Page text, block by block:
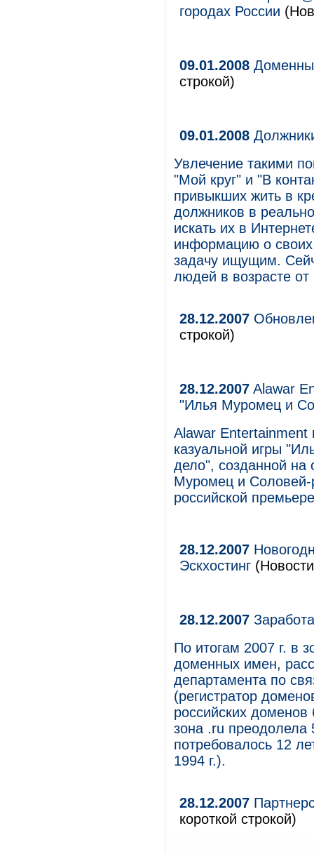
городах России
09.01.2008
строкой)
09.01.2008
Увлечение такими
"Мой круг" и "В
привыкших жить в
должников в
искать их в
информацию о своих
задачу ищущим.
людей в возрасте от
28.12.2007
строкой)
28.12.2007 Alawar
"Илья Муромец и
Alawar
казуальной игры
дело", созданной на
Муромец и Соловей-
российской
28.12.2007
Эскхостинг
28.12.2007
По итогам 2007 г. в
доменных имен,
департамента по
(регистратор
российских
зона .ru преодолела
потребовалось 12
1994 г.).
28.12.2007
короткой строкой)